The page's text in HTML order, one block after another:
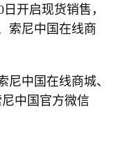
开启现货销售，
索尼中国在线商
中国在线商城、
中国官方微信